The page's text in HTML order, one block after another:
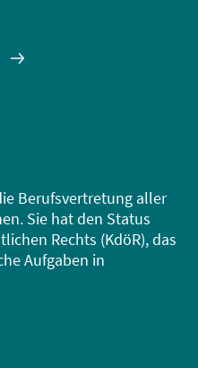
Berufsvertretung aller
Sie hat den Status
Rechts (KdöR), das
Aufgaben in